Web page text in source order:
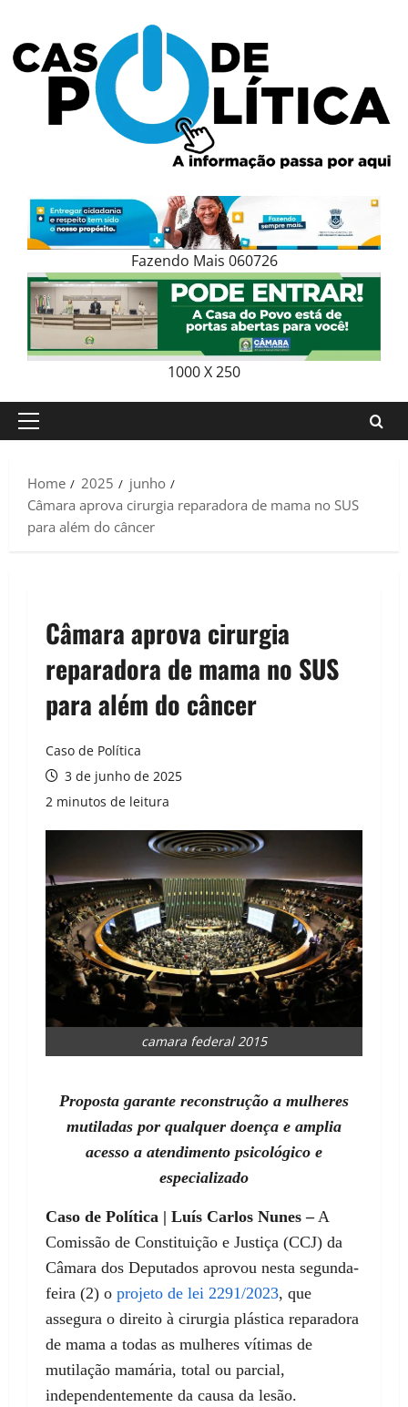
content
Fazendo Mais 060726
1000 X 250
Primary
Home
2025
junho
Câmara aprova cirurgia reparadora de mama no SUS
para além do câncer
Câmara aprova cirurgia
reparadora de mama no SUS
para além do câncer
Caso de Política
3 de junho de 2025
2 minutos de leitura
camara federal 2015
Proposta garante reconstrução a mulheres
mutiladas por qualquer doença e amplia
acesso a atendimento psicológico e
especializado
Caso de Política | Luís Carlos Nunes –A
Comissão de Constituição e Justiça (CCJ) da
Câmara dos Deputados aprovou nesta segunda-
feira (2) o projeto de lei 2291/2023, que
assegura o direito à cirurgia plástica reparadora
de mama a todas as mulheres vítimas de
mutilação mamária, total ou parcial,
independentemente da causa da lesão.